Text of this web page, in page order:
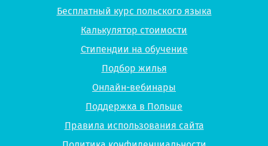
Бесплатный курс польского языка
Калькулятор стоимости
Стипендии на обучение
Подбор жилья
Онлайн-вебинары
Поддержка в Польше
Правила использования сайта